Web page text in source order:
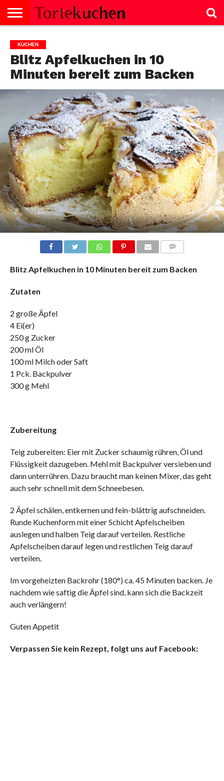
SALZIGE
GERICHTE
TORTE
SELBERMACHEN
NACHTISCH
SALAT
GEBÄCK
KEKSE
BROT
SCHNITTEN
BISKUITROLLE
CREMES
FISCH
GESUNDHEIT
MUFFINS
NACHTISCH
SUPPE
TIPPS
KUCHEN
Blitz Apfelkuchen in 10
Minuten bereit zum Backen
Blitz Apfelkuchen in 10 Minuten bereit zum Backen
Zutaten
2 große Äpfel
4 Ei(er)
250 g Zucker
200 ml Öl
100 ml Milch oder Saft
1 Pck. Backpulver
300 g Mehl
Zubereitung
Teig zubereiten: Eier mit Zucker schaumig rühren, Öl und
Flüssigkeit dazugeben. Mehl mit Backpulver versieben und
dann unterrühren. Dazu braucht man keinen Mixer, das geht
auch sehr schnell mit dem Schneebesen.
2 Äpfel schälen, entkernen und fein-blättrig aufschneiden.
Runde Kuchenform mit einer Schicht Apfelscheiben
auslegen und halben Teig darauf verteilen. Restliche
Apfelscheiben darauf legen und restlichen Teig darauf
verteilen.
Im vorgeheizten Backrohr (180°) ca. 45 Minuten backen. Je
nachdem wie saftig die Äpfel sind, kann sich die Backzeit
auch verlängern!
Guten Appetit
Verpassen Sie kein Rezept, folgt uns auf Facebook: